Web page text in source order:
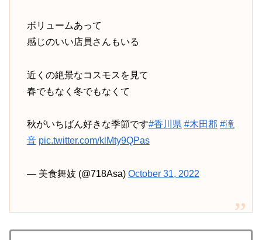
ボリュームあって
感じのいい店員さんもいる
近くの絶景なコスモスを見て
春でもなく冬でもなくて
秋がいちばん好きな季節です#香川県 #木田郡 #滝
音 pic.twitter.com/klMty9QPas
— 美食舞妓 (@718Asa) October 31, 2022